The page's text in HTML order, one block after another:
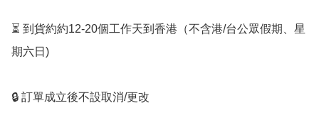
⏳ 到貨約約12-20個工作天到香港（不含港/台公眾假期、星
期六日)
🔒 訂單成立後不設取消/更改